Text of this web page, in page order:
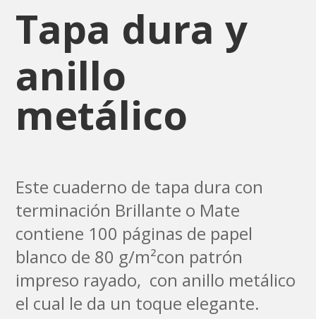
Tapa dura y
anillo
metálico
Este cuaderno de tapa dura con
terminación Brillante o Mate
contiene 100 páginas de papel
blanco de 80 g/m²con patrón
impreso rayado, con anillo metálico
el cual le da un toque elegante.